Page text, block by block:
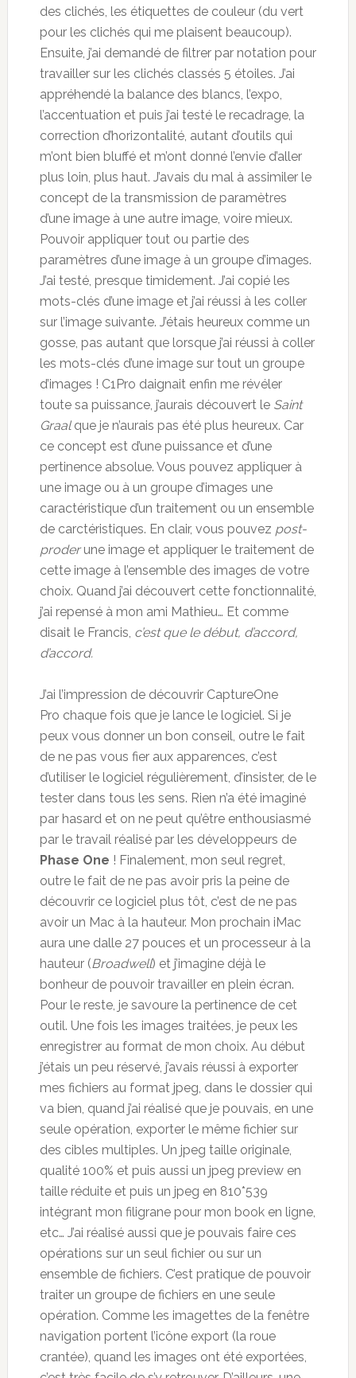
des clichés, les étiquettes de couleur (du vert
pour les clichés qui me plaisent beaucoup).
Ensuite, j’ai demandé de filtrer par notation pour
travailler sur les clichés classés 5 étoiles. J’ai
appréhendé la balance des blancs, l’expo,
l’accentuation et puis j’ai testé le recadrage, la
correction d’horizontalité, autant d’outils qui
m’ont bien bluffé et m’ont donné l’envie d’aller
plus loin, plus haut. J’avais du mal à assimiler le
concept de la transmission de paramètres
d’une image à une autre image, voire mieux.
Pouvoir appliquer tout ou partie des
paramètres d’une image à un groupe d’images.
J’ai testé, presque timidement. J’ai copié les
mots-clés d’une image et j’ai réussi à les coller
sur l’image suivante. J’étais heureux comme un
gosse, pas autant que lorsque j’ai réussi à coller
les mots-clés d’une image sur tout un groupe
d’images ! C1Pro daignait enfin me révéler
toute sa puissance, j’aurais découvert le Saint
Graalque je n’aurais pas été plus heureux. Car
ce concept est d’une puissance et d’une
pertinence absolue. Vous pouvez appliquer à
une image ou à un groupe d’images une
caractéristique d’un traitement ou un ensemble
de carctéristiques. En clair, vous pouvez post-
proderune image et appliquer le traitement de
cette image à l’ensemble des images de votre
choix. Quand j’ai découvert cette fonctionnalité,
j’ai repensé à mon ami Mathieu… Et comme
disait le Francis, c’est que le début, d’accord,
d’accord.
J’ai l’impression de découvrir CaptureOne
Pro chaque fois que je lance le logiciel. Si je
peux vous donner un bon conseil, outre le fait
de ne pas vous fier aux apparences, c’est
d’utiliser le logiciel régulièrement, d’insister, de le
tester dans tous les sens. Rien n’a été imaginé
par hasard et on ne peut qu’être enthousiasmé
par le travail réalisé par les développeurs de
Phase One ! Finalement, mon seul regret,
outre le fait de ne pas avoir pris la peine de
découvrir ce logiciel plus tôt, c’est de ne pas
avoir un Mac à la hauteur. Mon prochain iMac
aura une dalle 27 pouces et un processeur à la
hauteur (Broadwell) et j’imagine déjà le
bonheur de pouvoir travailler en plein écran.
Pour le reste, je savoure la pertinence de cet
outil. Une fois les images traitées, je peux les
enregistrer au format de mon choix. Au début
j’étais un peu réservé, j’avais réussi à exporter
mes fichiers au format jpeg, dans le dossier qui
va bien, quand j’ai réalisé que je pouvais, en une
seule opération, exporter le même fichier sur
des cibles multiples. Un jpeg taille originale,
qualité 100% et puis aussi un jpeg preview en
taille réduite et puis un jpeg en 810*539
intégrant mon filigrane pour mon book en ligne,
etc… J’ai réalisé aussi que je pouvais faire ces
opérations sur un seul fichier ou sur un
ensemble de fichiers. C’est pratique de pouvoir
traiter un groupe de fichiers en une seule
opération. Comme les imagettes de la fenêtre
navigation portent l’icône export (la roue
crantée), quand les images ont été exportées,